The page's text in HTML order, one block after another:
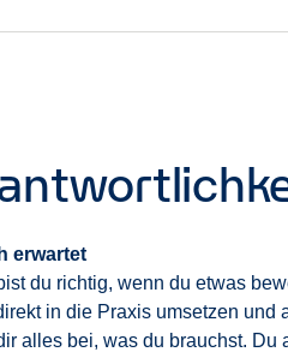
erwartet
du richtig, wenn du etwas
in die Praxis umsetzen und
alles bei, was du brauchst.